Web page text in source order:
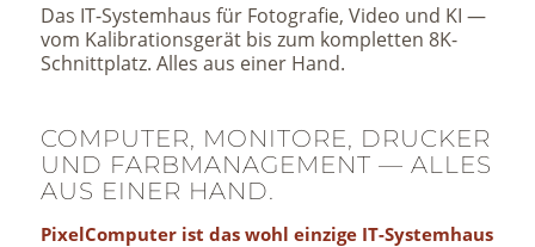
Das IT-Systemhaus für Fotografie, Video und KI —
vom Kalibrationsgerät bis zum kompletten 8K-
Schnittplatz. Alles aus einer Hand.
COMPUTER, MONITORE, DRUCKER
UND FARBMANAGEMENT — ALLES
AUS EINER HAND.
PixelComputer ist das wohl einzige IT-Systemhaus